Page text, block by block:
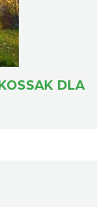
DLA